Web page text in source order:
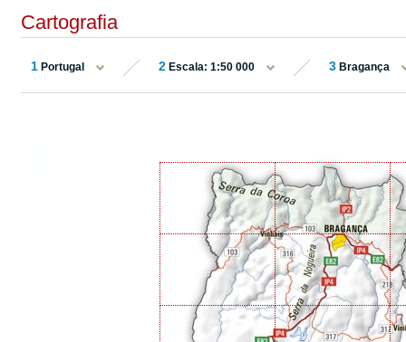
Cartografia
1 Portugal 2 Escala: 1:50 000 3 Bragança